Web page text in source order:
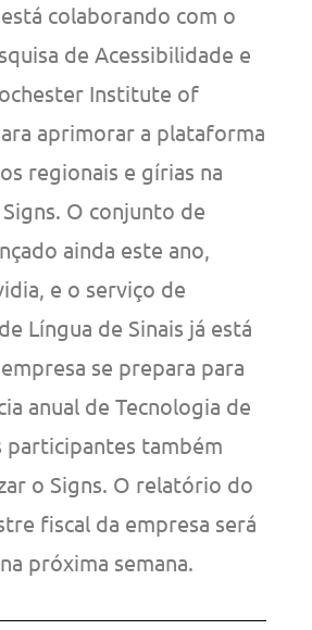
colaborando com o
de Acessibilidade e
Institute of
aprimorar a plataforma
regionais e gírias na
O conjunto de
ainda este ano,
e o serviço de
Língua de Sinais já está
se prepara para
anual de Tecnologia de
participantes também
o Signs. O relatório do
fiscal da empresa será
próxima semana.